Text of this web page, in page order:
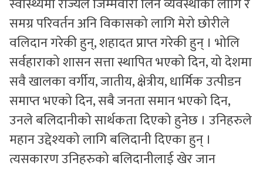
स्वास्थ्यमा राज्यले जिम्मेवारी लिने व्यवस्थाको लागि र
समग्र परिवर्तन अनि विकासको लागि मेरो छोरीले
वलिदान गरेकी हुन्, शहादत प्राप्त गरेकी हुन् । भोलि
सर्वहाराको शासन सत्ता स्थापित भएको दिन, यो देशमा
सवै खालका वर्गीय, जातीय, क्षेत्रीय, धार्मिक उत्पीडन
समाप्त भएको दिन, सबै जनता समान भएको दिन,
उनले बलिदानीको सार्थकता दिएको हुनेछ । उनिहरुले
महान उद्देश्यको लागि बलिदानी दिएका हुन् ।
त्यसकारण उनिहरुको बलिदानीलाई खेर जान